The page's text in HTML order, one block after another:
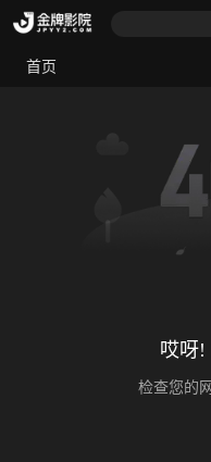
首页
哎呀!
检查您的